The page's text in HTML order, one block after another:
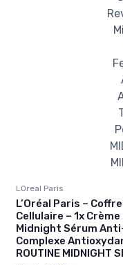
LOreal Paris
L’Oréal Paris –
Cellulaire – 1x
Midnight Sérum
Complexe
ROUTINE MIDNIGHT